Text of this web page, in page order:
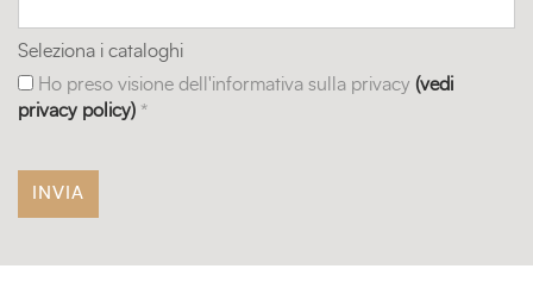
Seleziona i cataloghi
Ho preso visione dell'informativa sulla privacy (vedi
privacy policy) *